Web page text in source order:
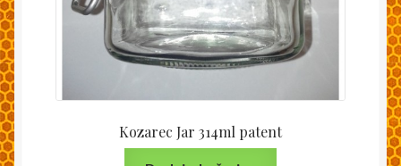
Kozarec Jar 314ml patent